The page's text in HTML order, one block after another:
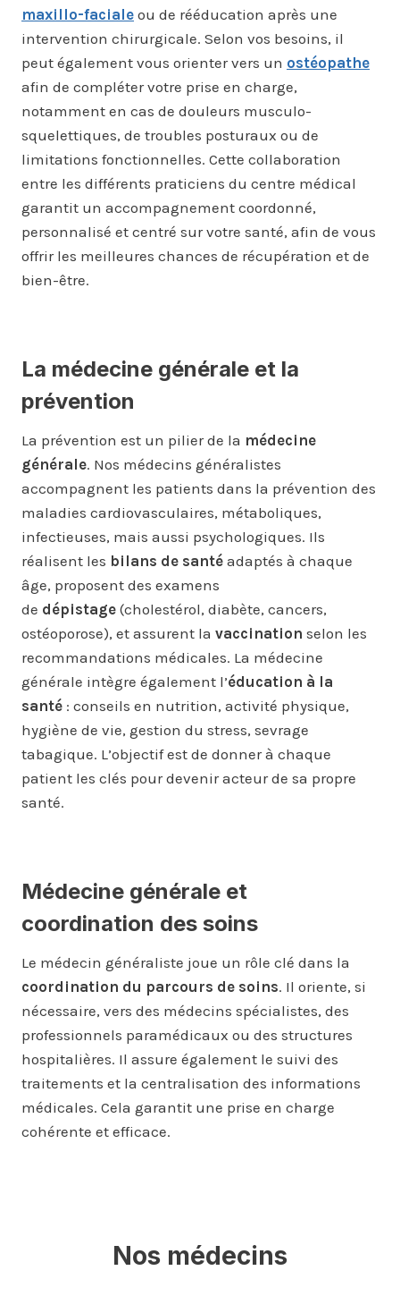
maxillo-faciale ou de rééducation après une
intervention chirurgicale. Selon vos besoins, il
peut également vous orienter vers un ostéopathe
afin de compléter votre prise en charge,
notamment en cas de douleurs musculo-
squelettiques, de troubles posturaux ou de
limitations fonctionnelles. Cette collaboration
entre les différents praticiens du centre médical
garantit un accompagnement coordonné,
personnalisé et centré sur votre santé, afin de vous
offrir les meilleures chances de récupération et de
bien-être.
La médecine générale et la
prévention
La prévention est un pilier de la médecine
générale. Nos médecins généralistes
accompagnent les patients dans la prévention des
maladies cardiovasculaires, métaboliques,
infectieuses, mais aussi psychologiques. Ils
réalisent les bilans de santé adaptés à chaque
âge, proposent des examens
de dépistage (cholestérol, diabète, cancers,
ostéoporose), et assurent la vaccination selon les
recommandations médicales. La médecine
générale intègre également l’éducation à la
santé : conseils en nutrition, activité physique,
hygiène de vie, gestion du stress, sevrage
tabagique. L’objectif est de donner à chaque
patient les clés pour devenir acteur de sa propre
santé.
Médecine générale et
coordination des soins
Le médecin généraliste joue un rôle clé dans la
coordination du parcours de soins. Il oriente, si
nécessaire, vers des médecins spécialistes, des
professionnels paramédicaux ou des structures
hospitalières. Il assure également le suivi des
traitements et la centralisation des informations
médicales. Cela garantit une prise en charge
cohérente et efficace.
Nos médecins